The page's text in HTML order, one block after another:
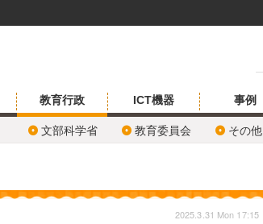
教育行政
文部科学省 教育委員会 その他
ICT機器 事例
2025.3.31 Mon 17:15